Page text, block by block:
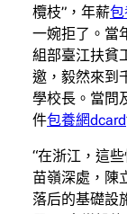
欖枝”，年薪
一婉拒了。當
組部臺江扶貧
邀，毅然來到
學校長。當問
件包養網dcard
“在浙江，這
苗嶺深處，陳
落后的基礎設